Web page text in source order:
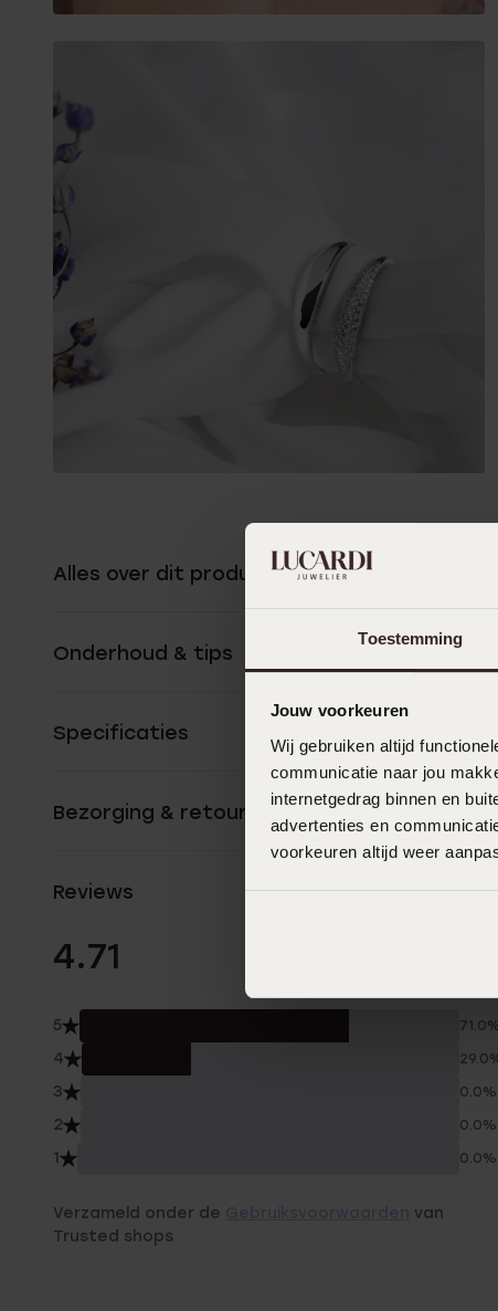
Toestemming
Jouw voorkeuren
Wij gebruiken altijd
communicatie naar jou
internetgedrag binnen en
advertenties en
voorkeuren altijd weer
Alles over dit product
Onderhoud & tips
Specificaties
Bezorging & retourneren
Reviews
4.71
5
4
3 0.0%
2 0.0%
1 0.0%
Verzameld onder de
van
Trusted shops